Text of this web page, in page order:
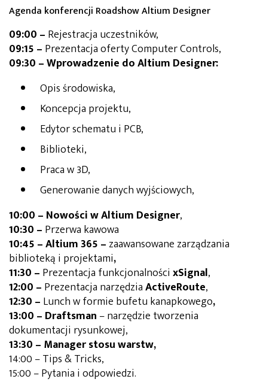
Agenda konferencji Roadshow Altium Designer
09:00 – Rejestracja uczestników,
09:15 – Prezentacja oferty Computer Controls,
09:30 – Wprowadzenie do Altium Designer:
Opis środowiska,
Koncepcja projektu,
Edytor schematu i PCB,
Biblioteki,
Praca w 3D,
Generowanie danych wyjściowych,
10:00 – Nowości w Altium Designer,
10:30 – Przerwa kawowa
10:45 – Altium 365 – zaawansowane zarządzania
biblioteką i projektami,
11:30 – Prezentacja funkcjonalności xSignal,
12:00 – Prezentacja narzędziaActiveRoute,
12:30 – Lunch w formie bufetu kanapkowego,
13:00 – Draftsman –narzędzie tworzenia
dokumentacji rysunkowej,
13:30 – Manager stosu warstw,
14:00 – Tips & Tricks,
15:00 – Pytania i odpowiedzi.